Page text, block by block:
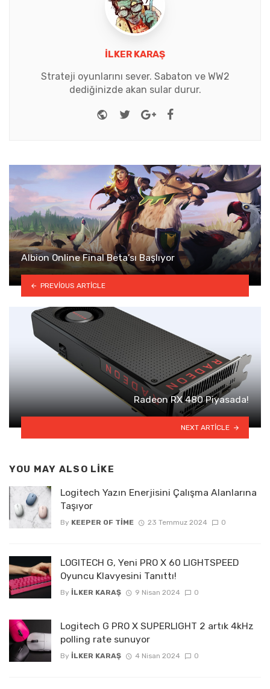
İLKER KARAŞ
Strateji oyunlarını sever. Sabaton ve WW2
dediğinizde akan sular durur.
Website
TwitterGoogle+Facebook
Albion Online Final Beta’sı Başlıyor
PREVIOUS ARTICLE
Radeon RX 480 Piyasada!
NEXT ARTICLE
YOU MAY ALSO LIKE
Logitech Yazın Enerjisini Çalışma Alanlarına
Taşıyor
By KEEPER OF TIME 23 Temmuz 2024 0
LOGITECH G, Yeni PRO X 60 LIGHTSPEED
Oyuncu Klavyesini Tanıttı!
By İLKER KARAŞ 9 Nisan 2024 0
Logitech G PRO X SUPERLIGHT 2 artık 4kHz
polling rate sunuyor
By İLKER KARAŞ 4 Nisan 2024 0